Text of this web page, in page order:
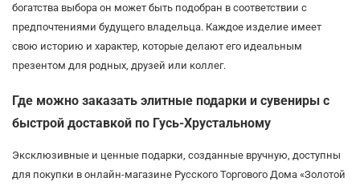
богатства выбора он может быть подобран в соответствии с
предпочтениями будущего владельца. Каждое изделие имеет
свою историю и характер, которые делают его идеальным
презентом для родных, друзей или коллег.
Где можно заказать элитные подарки и сувениры с
быстрой доставкой по Гусь-Хрустальному
Эксклюзивные и ценные подарки, созданные вручную, доступны
для покупки в онлайн-магазине Русского Торгового Дома «Золотой